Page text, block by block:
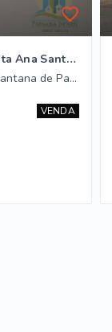
Casa á venda Condomínio reserva Santa Ana Santana de Parnaíba/SP
Sitio do Rosario (Reserva Santa Ana) - Santana de Parnaíba/SP
VENDA